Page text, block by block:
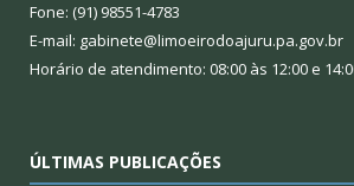
Fone: (91) 98551-4783
E-mail: gabinete@limoeirodoajuru.pa.gov.br
Horário de atendimento: 08:00 às 12:00 e
ÚLTIMAS PUBLICAÇÕES